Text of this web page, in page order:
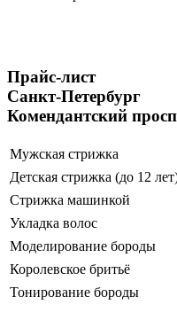
Прайс-лист
Санкт-Петербург
Комендантский
Мужская стрижка
Детская стрижка (до 12
Стрижка машинкой
Укладка волос
Моделирование бороды
Королевское бритьё
Тонирование бороды